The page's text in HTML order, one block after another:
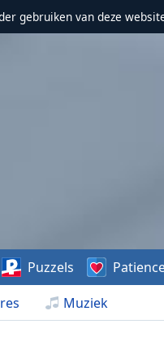
gebruiken van deze
Muziek
Puzzels